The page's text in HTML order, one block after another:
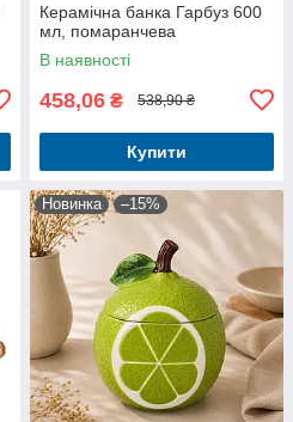
Керамічна банка Гарбуз 600
мл, помаранчева
В наявності
458,06 ₴ 538,90 ₴
Купити
Новинка –15%